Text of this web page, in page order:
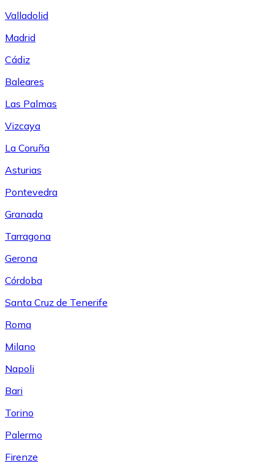
Valladolid
Madrid
Cádiz
Baleares
Las Palmas
Vizcaya
La Coruña
Asturias
Pontevedra
Granada
Tarragona
Gerona
Córdoba
Santa Cruz de Tenerife
Roma
Milano
Napoli
Bari
Torino
Palermo
Firenze